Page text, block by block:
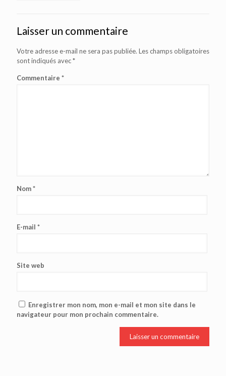
Laisser un commentaire
Votre adresse e-mail ne sera pas publiée. Les champs obligatoires
sont indiqués avec*
Commentaire *
Nom*
E-mail *
Site web
Enregistrer mon nom, mon e-mail et mon site dans le
navigateur pour mon prochain commentaire.